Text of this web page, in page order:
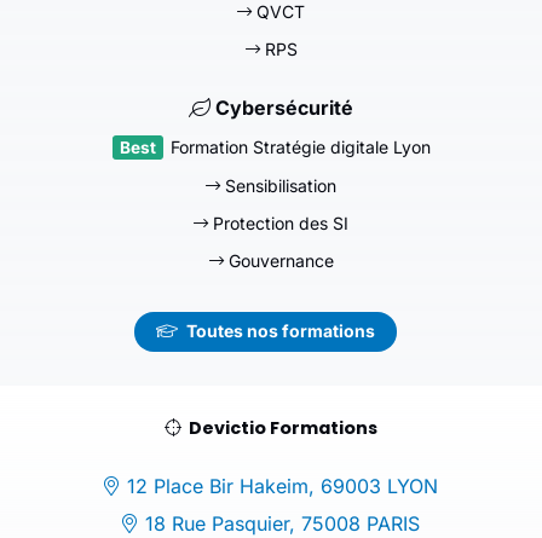
QVCT
RPS
Cybersécurité
Formation Stratégie digitale Lyon
Sensibilisation
Protection des SI
Gouvernance
Toutes nos formations
Devictio Formations
12 Place Bir Hakeim, 69003 LYON
18 Rue Pasquier, 75008 PARIS